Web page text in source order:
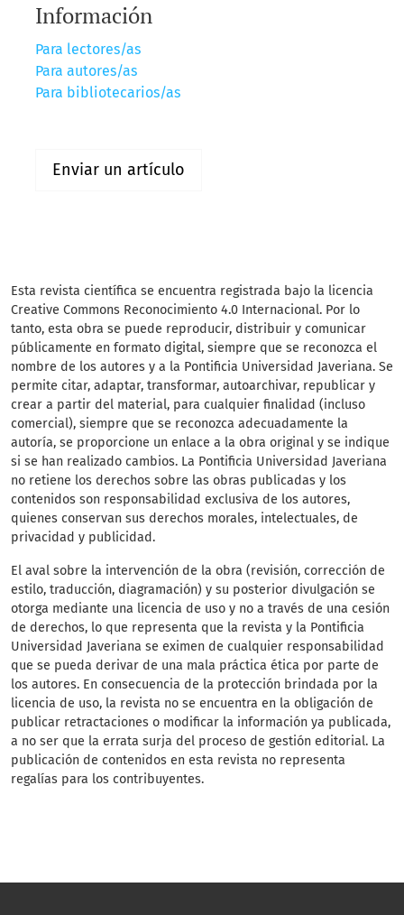
Información
Para lectores/as
Para autores/as
Para bibliotecarios/as
Enviar un artículo
Esta revista científica se encuentra registrada bajo la licencia
Creative Commons Reconocimiento 4.0 Internacional. Por lo
tanto, esta obra se puede reproducir, distribuir y comunicar
públicamente en formato digital, siempre que se reconozca el
nombre de los autores y a la Pontificia Universidad Javeriana. Se
permite citar, adaptar, transformar, autoarchivar, republicar y
crear a partir del material, para cualquier finalidad (incluso
comercial), siempre que se reconozca adecuadamente la
autoría, se proporcione un enlace a la obra original y se indique
si se han realizado cambios. La Pontificia Universidad Javeriana
no retiene los derechos sobre las obras publicadas y los
contenidos son responsabilidad exclusiva de los autores,
quienes conservan sus derechos morales, intelectuales, de
privacidad y publicidad.
El aval sobre la intervención de la obra (revisión, corrección de
estilo, traducción, diagramación) y su posterior divulgación se
otorga mediante una licencia de uso y no a través de una cesión
de derechos, lo que representa que la revista y la Pontificia
Universidad Javeriana se eximen de cualquier responsabilidad
que se pueda derivar de una mala práctica ética por parte de
los autores. En consecuencia de la protección brindada por la
licencia de uso, la revista no se encuentra en la obligación de
publicar retractaciones o modificar la información ya publicada,
a no ser que la errata surja del proceso de gestión editorial. La
publicación de contenidos en esta revista no representa
regalías para los contribuyentes.